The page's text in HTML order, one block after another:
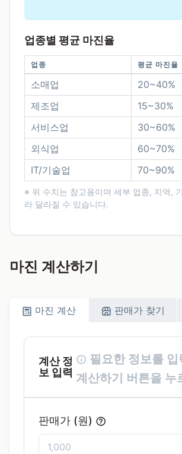
업종별 평균 마진율
업종 평균 마진율
소매업
20~40%
제조업
15~30%
서비스업
30~60%
외식업
60~70%
IT/기술업
70~90%
※ 위 수치는 참고용이며 세부 업종, 지역,
라 달라질 수 있습니다.
마진 계산하기
마진 계산 판매가 찾기
계산 정
보 입력
필요한 정보를 입
계산하기 버튼을 누
판매가 (원)